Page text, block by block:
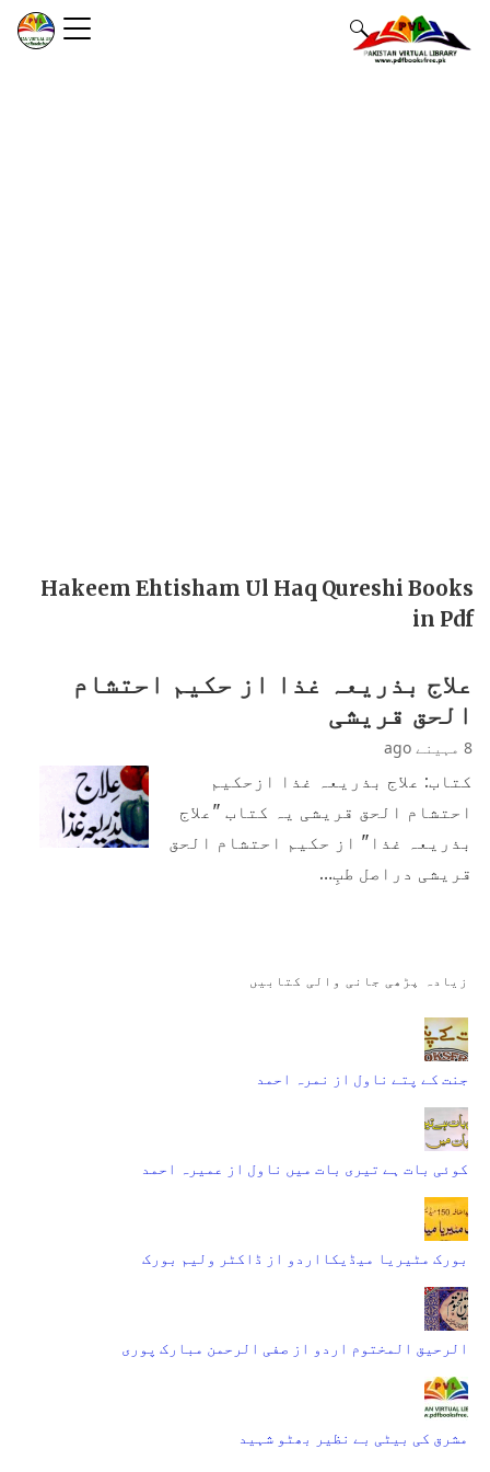
Hakeem Ehtisham Ul Haq Qureshi Books
in Pdf
علاج بذریعہ غذا از حکیم احتشام
الحق قریشی
8 مہینے ago
کتاب: علاج بذریعہ غذا ازحکیم
احتشام الحق قریشی یہ کتاب "علاج
بذریعہ غذا" از حکیم احتشام الحق
قریشی دراصل طبِ…
زیادہ پڑھی جانی والی کتابیں
جنت کے پتے ناول از نمرہ احمد
کوئی بات ہے تیری بات میں ناول از عمیرہ احمد
بورک مٹیریا میڈیکااردو از ڈاکٹر ولیم بورک
الرحیق المختوم اردو از صفی الرحمن مبارک پوری
مشرق کی بیٹی بے نظیر بھٹو شہید